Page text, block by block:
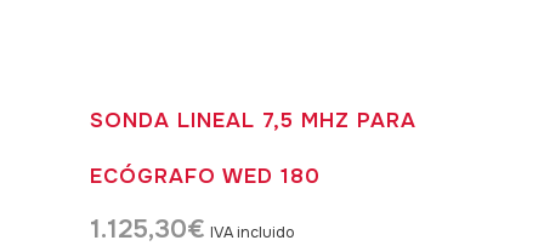
SONDA LINEAL 7,5 MHZ PARA
ECÓGRAFO WED 180
1.125,30€ IVA incluido